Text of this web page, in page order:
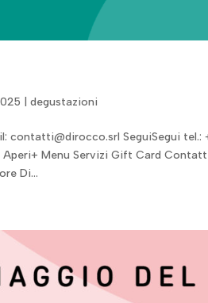
|degustazioni
contatti@dirocco.srl SeguiSegui
Aperi+ Menu Servizi Gift Card
Di...